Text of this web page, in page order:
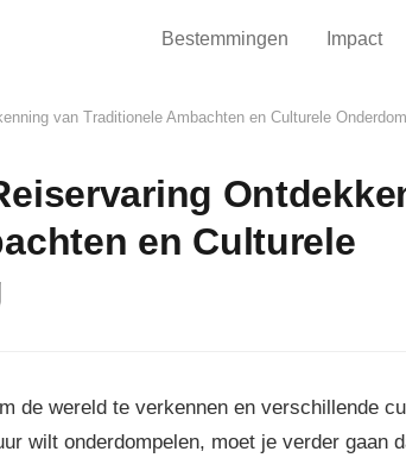
Bestemmingen
Impact
van Traditionele Ambachten en Culturele
en Culturele
de wereld te verkennen en verschillende
wilt onderdompelen, moet je verder gaan